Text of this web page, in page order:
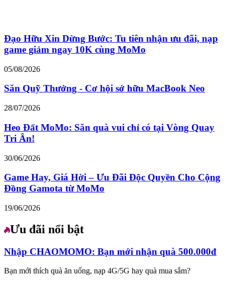
Đạo Hữu Xin Dừng Bước: Tu tiên nhận ưu đãi, nạp
game giảm ngay 10K cùng MoMo
05/08/2026
Săn Quỹ Thưởng - Cơ hội sở hữu MacBook Neo
28/07/2026
Heo Đất MoMo: Săn quà vui chỉ có tại Vòng Quay
Tri Ân!
30/06/2026
Game Hay, Giá Hời – Ưu Đãi Độc Quyền Cho Cộng
Đồng Gamota từ MoMo
19/06/2026
Ưu đãi nổi bật
Nhập CHAOMOMO: Bạn mới nhận quà 500.000đ
Bạn mới thích quà ăn uống, nạp 4G/5G hay quà mua sắm?